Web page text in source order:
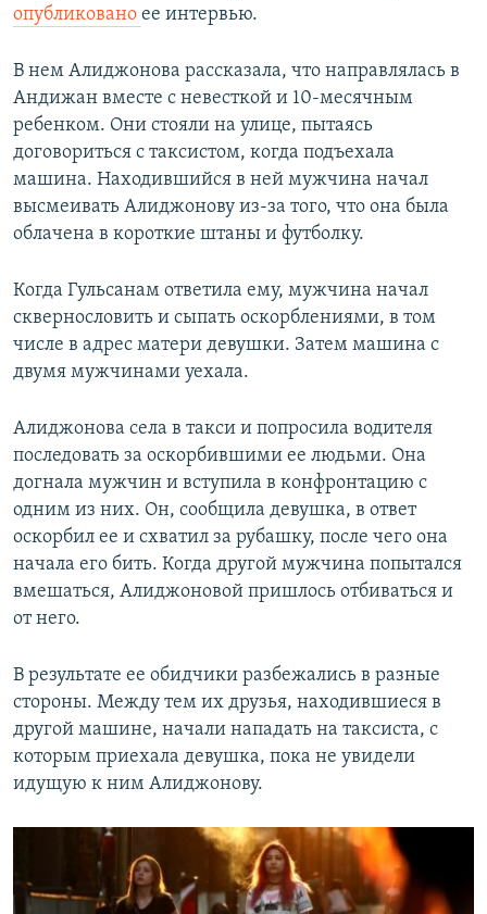
опубликовано ее интервью.
В нем Алиджонова рассказала, что направлялась в
Андижан вместе с невесткой и 10-месячным
ребенком. Они стояли на улице, пытаясь
договориться с таксистом, когда подъехала
машина. Находившийся в ней мужчина начал
высмеивать Алиджонову из-за того, что она была
облачена в короткие штаны и футболку.
Когда Гульсанам ответила ему, мужчина начал
сквернословить и сыпать оскорблениями, в том
числе в адрес матери девушки. Затем машина с
двумя мужчинами уехала.
Алиджонова села в такси и попросила водителя
последовать за оскорбившими ее людьми. Она
догнала мужчин и вступила в конфронтацию с
одним из них. Он, сообщила девушка, в ответ
оскорбил ее и схватил за рубашку, после чего она
начала его бить. Когда другой мужчина попытался
вмешаться, Алиджоновой пришлось отбиваться и
от него.
В результате ее обидчики разбежались в разные
стороны. Между тем их друзья, находившиеся в
другой машине, начали нападать на таксиста, с
которым приехала девушка, пока не увидели
идущую к ним Алиджонову.